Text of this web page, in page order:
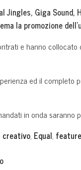
Jingles, Giga Sound,
la promozione
e hanno collocato
ed il
in onda saranno
, Equal,